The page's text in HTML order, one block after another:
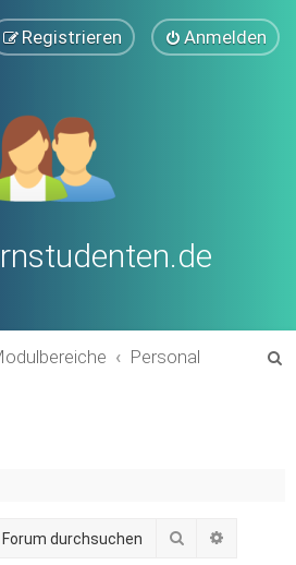
Anmelden
Registrieren
Personal
Suche